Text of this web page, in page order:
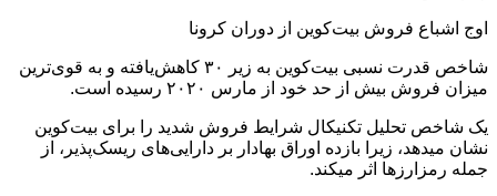
اوج اشباع فروش بیت‌کوین از دوران کرونا
شاخص قدرت نسبی بیت‌کوین به زیر ۳۰ کاهش‌یافته و به قوی‌ترین
میزان فروش بیش از حد خود از مارس ۲۰۲۰ رسیده است.
یک شاخص تحلیل تکنیکال شرایط فروش شدید را برای بیت‌کوین
نشان می­دهد، زیرا بازده اوراق بهادار بر دارایی‌های ریسک‌پذیر، از
جمله رمزارزها اثر می­کند.